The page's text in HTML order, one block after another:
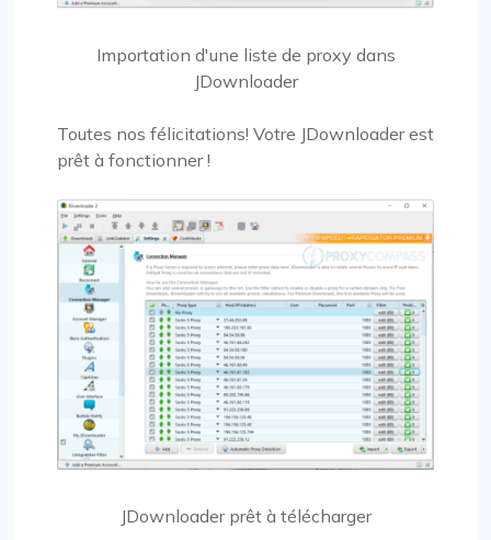
Importation d'une liste de proxy dans
JDownloader
Toutes nos félicitations! Votre JDownloader est
prêt à fonctionner !
JDownloader prêt à télécharger